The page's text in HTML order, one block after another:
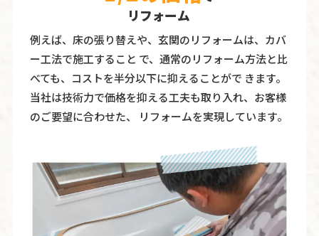
リフォーム
例えば、床の張り替えや、玄関のリフォームは、カバ
ー工法で施工すること で、通常のリフォーム方法と比
べても、コストを半分以下に抑えることがで きます。
当社は技術力で価格を抑える工夫も取り入れ、お客様
のご要望に合わせた、 リフォームを実現しています。